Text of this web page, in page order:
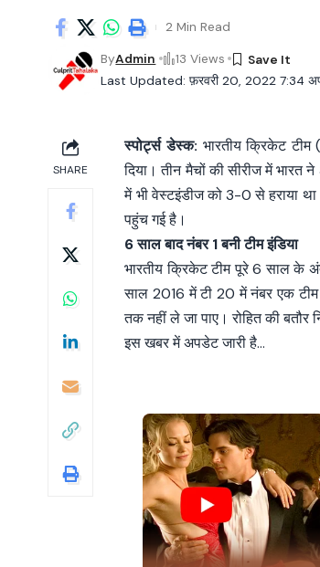
Last Updated: फ़रवरी 20, 2022 7:34
ByAdmin 13 Views
2 Min Read
SHARE
स्पोर्ट्स डेस्क: भारतीय क्रिकेट
दिया। तीन मैचों की सीरीज में भारत
में भी वेस्टइंडीज को 3-0 से हराया
पहुंच गई है।
6 साल बाद नंबर 1 बनी टीम इंडिया
भारतीय क्रिकेट टीम पूरे 6 साल के
साल 2016 में टी 20 में नंबर एक टीम
तक नहीं ले जा पाए। रोहित की बतौर
इस खबर में अपडेट जारी है…